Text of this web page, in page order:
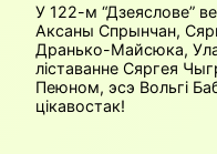
У 122-м “Дзеяслове”
Аксаны Спрынчан,
Дранько-Майсюка,
ліставанне Сяргея
Пеюном, эсэ Вольгі
цікавостак!